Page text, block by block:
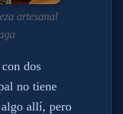
artesanal
dos
no tiene
algo allí, pero